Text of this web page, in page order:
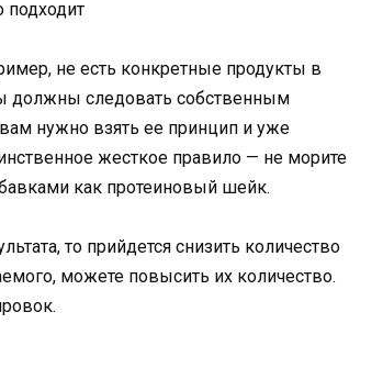
подходит
не есть конкретные продукты в
должны следовать собственным
нужно взять ее принцип и уже
жесткое правило — не морите
как протеиновый шейк.
то прийдется снизить количество
можете повысить их количество.